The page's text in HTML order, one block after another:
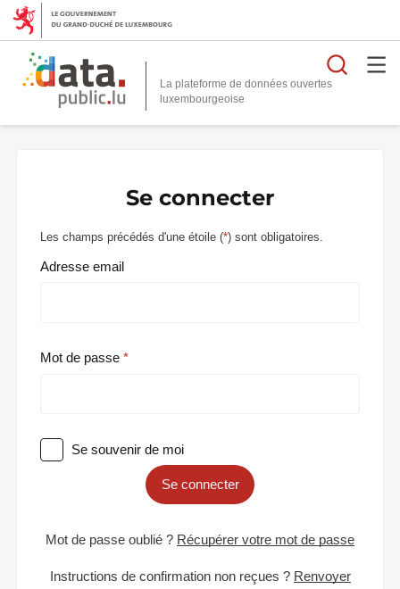
La plateforme de données ouvertes
Se connecter
Les champs précédés d'une étoile (*) sont obligatoires.
Adresse email
Mot de passe
Se souvenir de moi
Se connecter
Mot de passe oublié ? Récupérer votre mot de passe
Instructions de confirmation non reçues ? Renvoyer